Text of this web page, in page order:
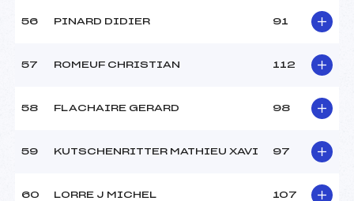
56 PINARD DIDIER 91
57 ROMEUF CHRISTIAN 112
58 FLACHAIRE GERARD 98
59 KUTSCHENRITTER MATHIEU XAVI 97
60 LORRE J MICHEL 107